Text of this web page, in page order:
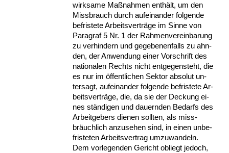
wirk­sa­me Maßnah­men enthält, um den
Miss­brauch durch auf­ein­an­der fol­gen­de
be­fris­te­te Ar­beits­verträge im Sin­ne von
Pa­ra­graf 5 Nr. 1 der Rah­men­ver­ein­ba­rung
zu ver­hin­dern und ge­ge­be­nen­falls zu ahn­
den, der An­wen­dung ei­ner Vor­schrift des
na­tio­na­len Rechts nicht ent­ge­gen­steht, die
es nur im öffent­li­chen Sek­tor ab­so­lut un­
ter­sagt, auf­ein­an­der fol­gen­de be­fris­te­te Ar­
beits­verträge, die, da sie der De­ckung ei­
nes ständi­gen und dau­ern­den Be­darfs des
Ar­beit­ge­bers die­nen soll­ten, als miss­
bräuch­lich an­zu­se­hen sind, in ei­nen un­be­
fris­te­ten Ar­beits­ver­trag um­zu­wan­deln.
Dem vor­le­gen­den Ge­richt ob­liegt je­doch,